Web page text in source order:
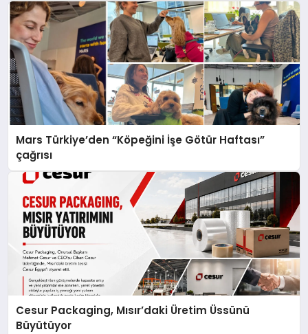
Mars Türkiye’den “Köpeğini İşe Götür Haftası”
çağrısı
Cesur Packaging, Mısır’daki Üretim Üssünü
Büyütüyor